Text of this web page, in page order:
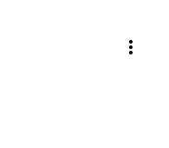
more_vert